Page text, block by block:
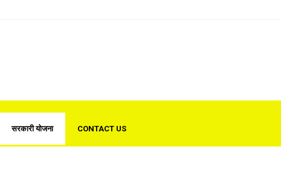
सरकारी योजना CONTACT US